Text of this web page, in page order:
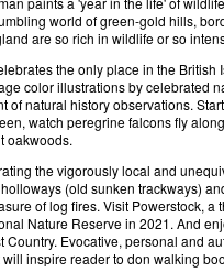
world of green-gold hills,
are so rich in wildlife or so
the only place in the
color illustrations by celebrated
of natural history observations.
watch peregrine falcons fly
oakwoods.
the vigorously local and
(old sunken trackways)
of log fires. Visit Powerstock,
Nature Reserve in 2021. And
Evocative, personal and
inspire reader to don walking